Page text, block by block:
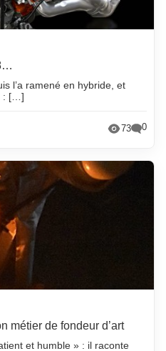
l’a ramené en hybride, et
: […]
73 0
métier de fondeur d’art
et humble » : il raconte